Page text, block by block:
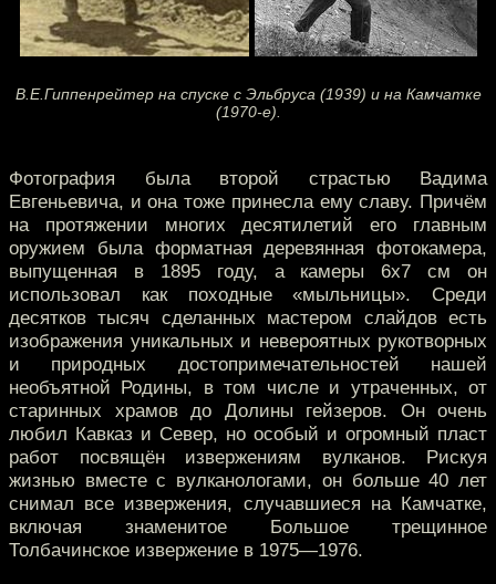
В.Е.Гиппенрейтер на спуске с Эльбруса (1939) и на Камчатке
(1970-е).
Фотография была второй страстью Вадима
Евгеньевича, и она тоже принесла ему славу. Причём
на протяжении многих десятилетий его главным
оружием была форматная деревянная фотокамера,
выпущенная в 1895 году, а камеры 6х7 см он
использовал как походные «мыльницы». Среди
десятков тысяч сделанных мастером слайдов есть
изображения уникальных и невероятных рукотворных
и природных достопримечательностей нашей
необъятной Родины, в том числе и утраченных, от
старинных храмов до Долины гейзеров. Он очень
любил Кавказ и Север, но особый и огромный пласт
работ посвящён извержениям вулканов. Рискуя
жизнью вместе с вулканологами, он больше 40 лет
снимал все извержения, случавшиеся на Камчатке,
включая знаменитое Большое трещинное
Толбачинское извержение в 1975—1976.